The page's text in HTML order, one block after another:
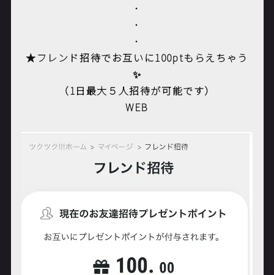
・
・
・
★フレンド招待でお互いに100ptもらえちゃう
✨
（1日最大５人招待が可能です）
WEB